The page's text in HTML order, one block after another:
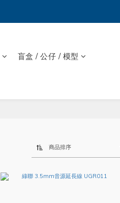
盲盒 / 公仔 / 模型
商品排序